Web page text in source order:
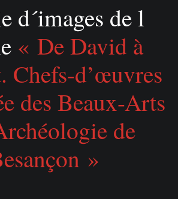
d´images de l
« De David à
Chefs-d’œuvres
des Beaux-Arts
de
»